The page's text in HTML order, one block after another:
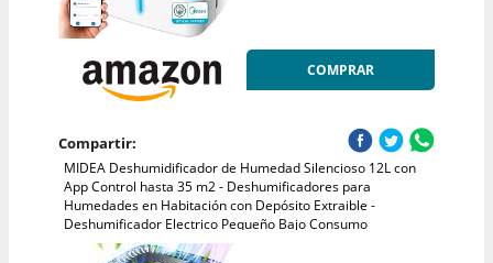
COMPRAR
Compartir:
MIDEA Deshumidificador de Humedad Silencioso 12L con
App Control hasta 35 m2 - Deshumificadores para
Humedades en Habitación con Depósito Extraible -
Deshumificador Electrico Pequeño Bajo Consumo